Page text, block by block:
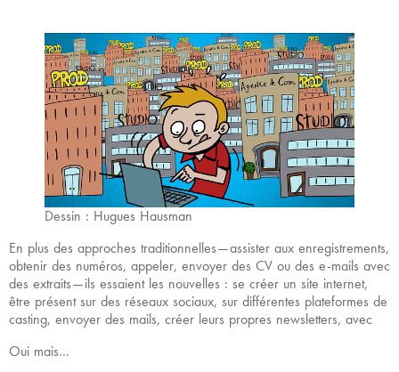
Dessin : Hugues Hausman
En plus des approches traditionnelles — assister aux enregistrements,
obtenir des numéros, appeler, envoyer des CV ou des e-mails avec
des extraits — ils essaient les nouvelles : se créer un site internet,
être présent sur des réseaux sociaux, sur différentes plateformes de
casting, envoyer des mails, créer leurs propres newsletters, avec
Oui mais…